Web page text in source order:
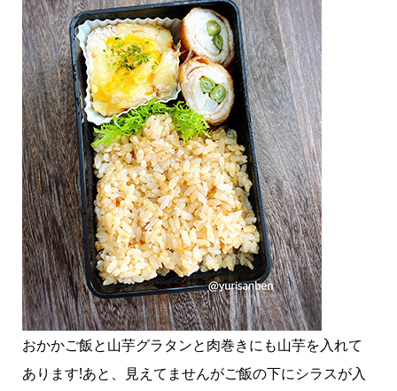
おかかご飯と山芋グラタンと肉巻きにも山芋を入れて
あります!あと、見えてませんがご飯の下にシラスが入